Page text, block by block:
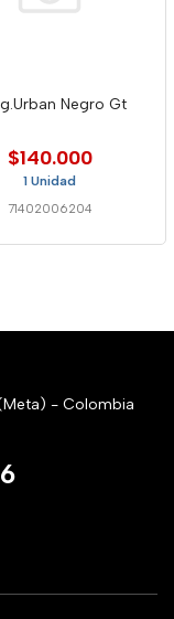
Negro Gt
$140.000
1 Unidad
71402006204
- Colombia